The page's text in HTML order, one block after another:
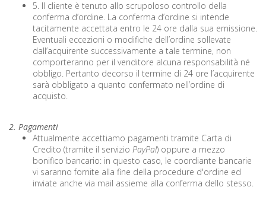
5. Il cliente è tenuto allo scrupoloso controllo della
conferma d’ordine. La conferma d’ordine si intende
tacitamente accettata entro le 24 ore dalla sua emissione.
Eventuali eccezioni o modifiche dell’ordine sollevate
dall’acquirente successivamente a tale termine, non
comporteranno per il venditore alcuna responsabilità né
obbligo. Pertanto decorso il termine di 24 ore l’acquirente
sarà obbligato a quanto confermato nell’ordine di
acquisto.
2. Pagamenti
Attualmente accettiamo pagamenti tramite Carta di
Credito (tramite il servizio PayPal) oppure a mezzo
bonifico bancario: in questo caso, le coordiante bancarie
vi saranno fornite alla fine della procedure d'ordine ed
inviate anche via mail assieme alla conferma dello stesso.